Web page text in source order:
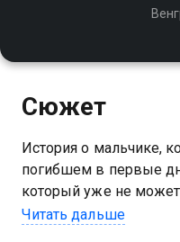
Сюжет
История о мальчике,
погибшем в первые
который уже не может
жить сочинёнными
Читать дальше